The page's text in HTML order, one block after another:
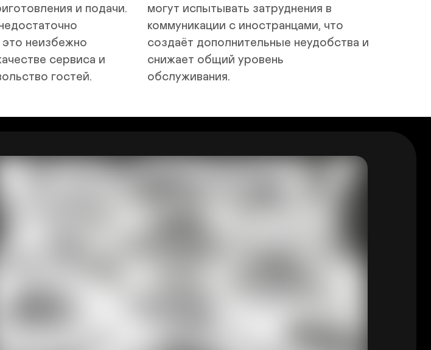
и подачи.
неизбежно
сервиса и
гостей.
могут испытывать затруднения в
коммуникации с иностранцами, что
создаёт дополнительные неудобства и
снижает общий уровень
обслуживания.